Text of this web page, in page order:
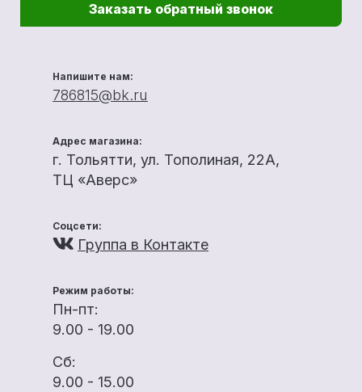
Заказать обратный звонок
Напишите нам:
786815@bk.ru
Адрес магазина:
г. Тольятти, ул. Тополиная, 22А,
ТЦ «Аверс»
Соцсети:
Группа в Контакте
Режим работы:
Пн-пт:
9.00 - 19.00
Сб:
9.00 - 15.00